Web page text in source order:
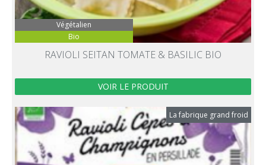
Bio
Végétalien
RAVIOLI SEITAN TOMATE & BASILIC BIO
VOIR LE PRODUIT
La fabrique grand froid